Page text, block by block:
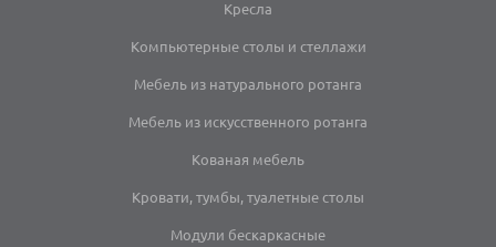
Кресла
Компьютерные столы и стеллажи
Мебель из натурального ротанга
Мебель из искусственного ротанга
Кованая мебель
Кровати, тумбы, туалетные столы
Модули бескаркасные